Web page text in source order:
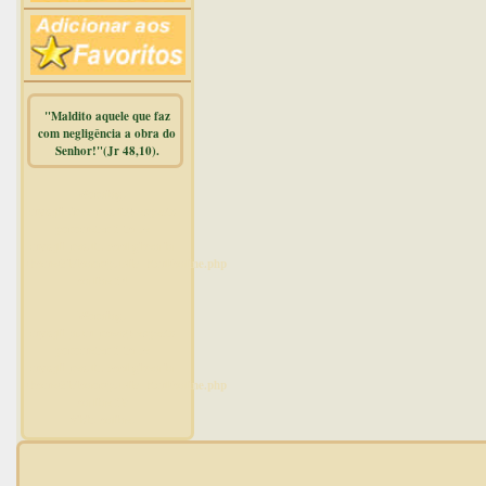
"Maldito aquele que faz
com negligência a obra do
Senhor!"(Jr 48,10).
/home/dicionar/public_html/online.php
/home/dicionar/public_html/online.php